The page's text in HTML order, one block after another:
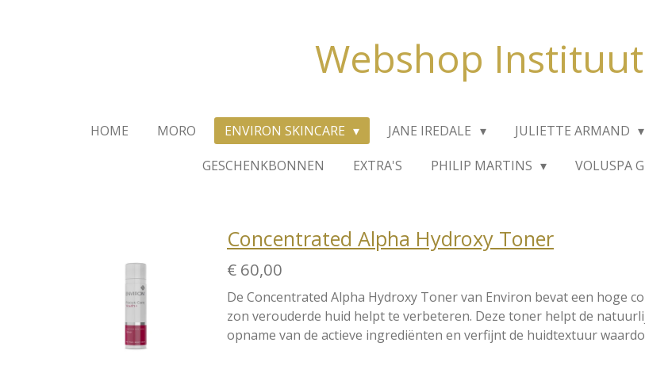
Webshop
HOME MORO ENVIRON SKINCARE JANE IREDALE JULIETTE ARMAND
GESCHENKBONNEN
EXTRA'S PHILIP MARTINS VOLUSPA
Concentrated Alpha Hydroxy Toner
€ 60,00
De Concentrated Alpha Hydroxy Toner van Environ bevat een hoge
zon verouderde huid helpt te verbeteren. Deze toner helpt de
opname van de actieve ingrediënten en verfijnt de huidtextuur